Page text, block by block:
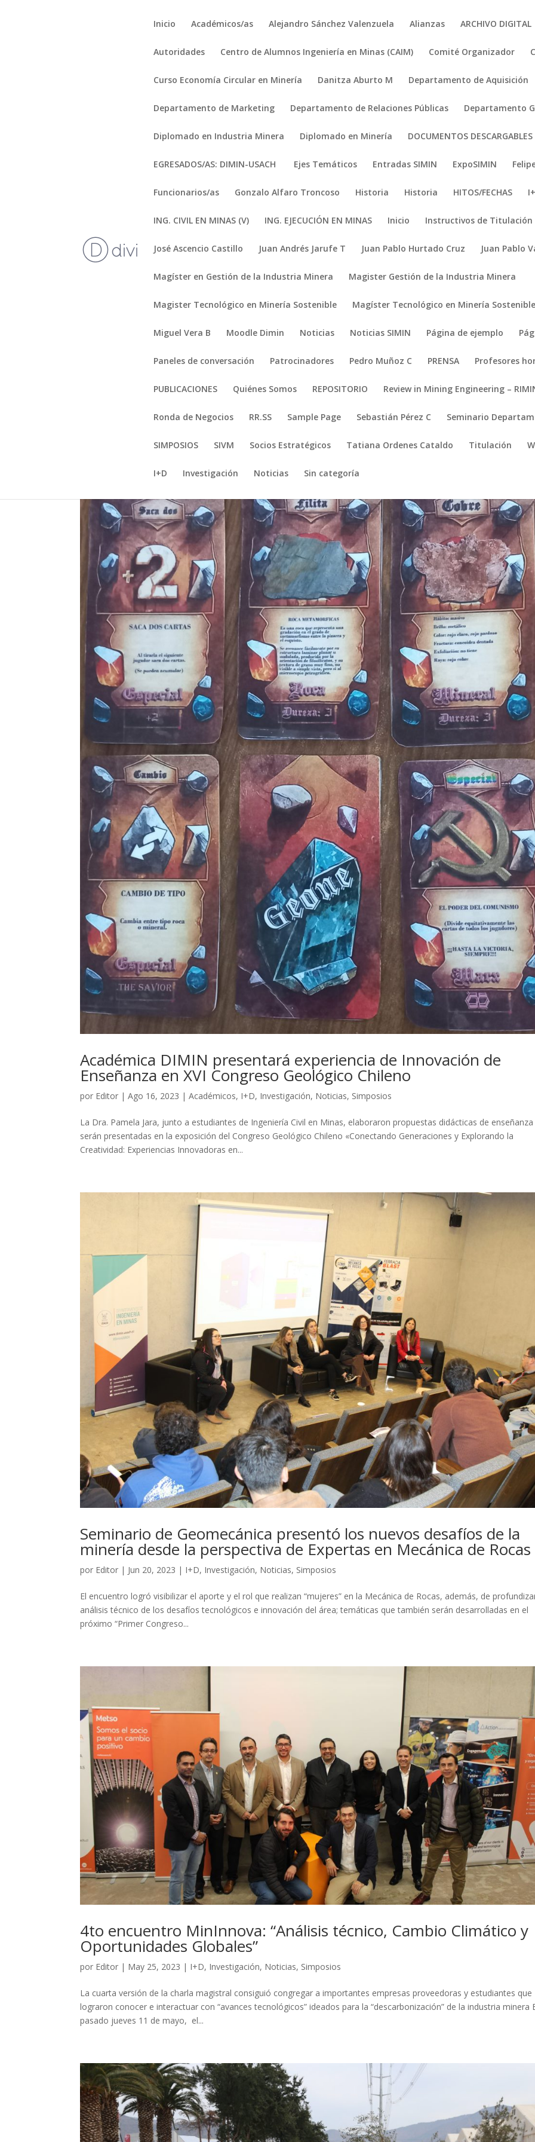
Inicio Académicos/as Alejandro Sánchez Valenzuela Alianzas ARCHIVO DIGITAL
Autoridades Centro de Alumnos Ingeniería en Minas (CAIM) Comité Organizador
Curso Economía Circular en Minería Danitza Aburto M Departamento de Aquisición
Departamento de Marketing Departamento de Relaciones Públicas Departamento
Diplomado en Industria Minera Diplomado en Minería DOCUMENTOS DESCARGABLES
EGRESADOS/AS: DIMIN-USACH Ejes Temáticos Entradas SIMIN ExpoSIMIN
Funcionarios/as Gonzalo Alfaro Troncoso Historia Historia HITOS/FECHAS
ING. CIVIL EN MINAS (V) ING. EJECUCIÓN EN MINAS Inicio Instructivos de Titulación
José Ascencio Castillo Juan Andrés Jarufe T Juan Pablo Hurtado Cruz Juan Pablo
Magíster en Gestión de la Industria Minera Magister Gestión de la Industria Minera
Magister Tecnológico en Minería Sostenible Magíster Tecnológico en Minería
Miguel Vera B Moodle Dimin Noticias Noticias SIMIN Página de ejemplo
Paneles de conversación Patrocinadores Pedro Muñoz C PRENSA Profesores
PUBLICACIONES Quiénes Somos REPOSITORIO Review in Mining Engineering –
Ronda de Negocios RR.SS Sample Page Sebastián Pérez C Seminario
SIMPOSIOS SIVM Socios Estratégicos Tatiana Ordenes Cataldo Titulación
I+D Investigación Noticias Sin categoría
Académica DIMIN presentará experiencia de Innovación de
Enseñanza en XVI Congreso Geológico Chileno
por Editor |Ago 16, 2023 |Académicos, I+D, Investigación, Noticias, Simposios
La Dra. Pamela Jara, junto a estudiantes de Ingeniería Civil en Minas, elaboraron propuestas didácticas de
serán presentadas en la exposición del Congreso Geológico Chileno «Conectando Generaciones y Explorando la
Creatividad: Experiencias Innovadoras en...
Seminario de Geomecánica presentó los nuevos desafíos de la
minería desde la perspectiva de Expertas en Mecánica de Rocas
por Editor | Jun 20, 2023 | I+D, Investigación, Noticias, Simposios
El encuentro logró visibilizar el aporte y el rol que realizan “mujeres” en la Mecánica de Rocas, además, de
análisis técnico de los desafíos tecnológicos e innovación del área; temáticas que también serán desarrolladas en el
próximo “Primer Congreso...
4to encuentro MinInnova: “Análisis técnico, Cambio Climático y
Oportunidades Globales”
por Editor | May 25, 2023 | I+D, Investigación, Noticias, Simposios
La cuarta versión de la charla magistral consiguió congregar a importantes empresas proveedoras y estudiantes que
lograron conocer e interactuar con “avances tecnológicos” ideados para la “descarbonización” de la industria minera
pasado jueves 11 de mayo, el...